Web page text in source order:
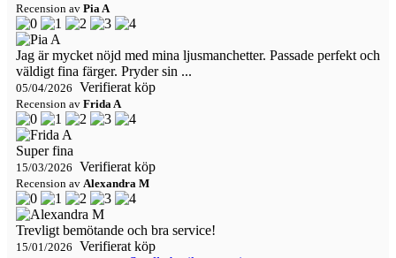
Recension av Pia A
Jag är mycket nöjd med mina ljusmanchetter. Passade perfekt och
väldigt fina färger. Pryder sin ...
05/04/2026 Verifierat köp
Recension av Frida A
Super fina
15/03/2026 Verifierat köp
Recension av Alexandra M
Trevligt bemötande och bra service!
15/01/2026 Verifierat köp